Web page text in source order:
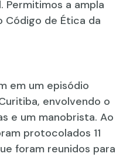
Permitimos a ampla
Código de Ética da
em um episódio
envolvendo o
e um manobrista. Ao
protocolados 11
foram reunidos para